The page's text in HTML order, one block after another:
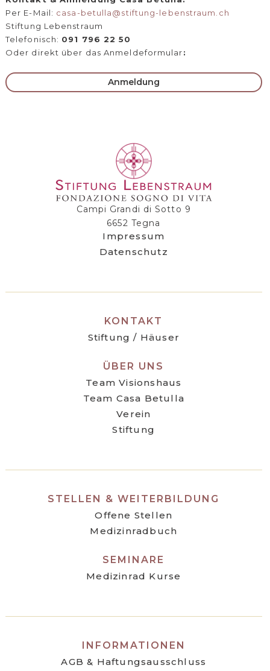
Per E-Mail: casa-betulla@stiftung-lebenstraum.ch
Stiftung Lebenstraum
Telefonisch: 091 796 22 50
Oder direkt über das Anmeldeformular:
Anmeldung
Campi Grandi di Sotto 9
6652 Tegna
Impressum
Datenschutz
KONTAKT
Stiftung / Häuser
ÜBER UNS
Team Visionshaus
Team Casa Betulla
Verein
Stiftung
STELLEN & WEITERBILDUNG
Offene Stellen
Medizinradbuch
SEMINARE
Medizinrad Kurse
INFORMATIONEN
AGB & Haftungsausschluss